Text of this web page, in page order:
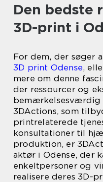
Den bedste
3D-print i
For dem, der søger
3D print Odense,
mere om denne
der ressourcer og
bemærkelsesværdig
3DActions, som
printrelaterede
konsultationer til
produktion, er
aktør i Odense, der
enkeltpersoner og
realisere deres 3D-